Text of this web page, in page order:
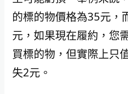
的標的物價格為35元，
元，如果現在履約，您
買標的物，但實際上只
失2元。